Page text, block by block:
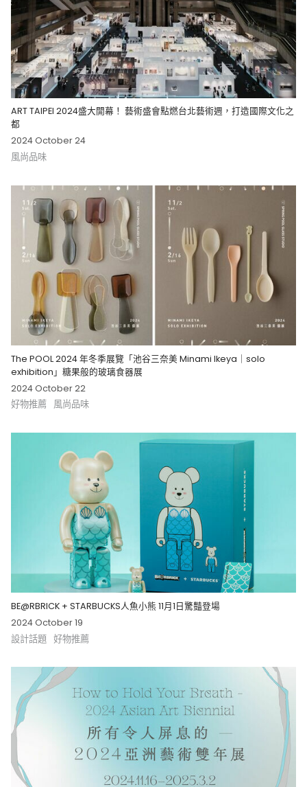
ART TAIPEI 2024盛大開幕！ 藝術盛會點燃台北藝術週，打造國際文化之
都
2024 October 24
風尚品味
The POOL 2024 年冬季展覽「池谷三奈美 Minami Ikeya｜solo
exhibition」糖果般的玻璃食器展
2024 October 22
好物推薦 風尚品味
BE@RBRICK + STARBUCKS人魚小熊 11月1日驚豔登場
2024 October 19
設計話題 好物推薦